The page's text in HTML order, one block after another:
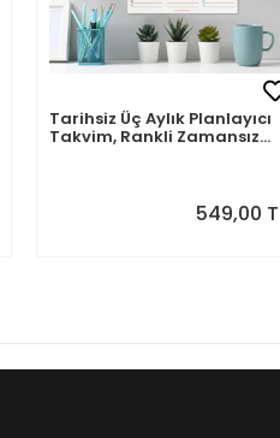
Tarihsiz Üç Aylık Planlayıcı
Takvim, Rankli Zamansız
549,00